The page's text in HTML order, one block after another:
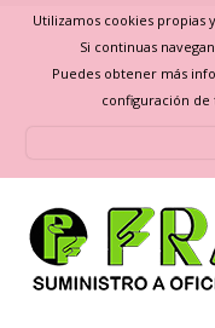
Utilizamos cookies propias
Si continuas
Puedes obtener más
configuración de